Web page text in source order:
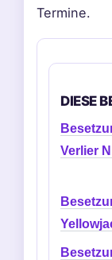
Termine.
DIESE
Verlier